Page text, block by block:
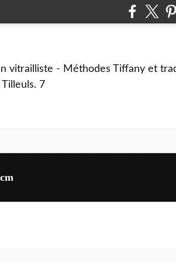
vitrailliste - Méthodes Tiffany et
7